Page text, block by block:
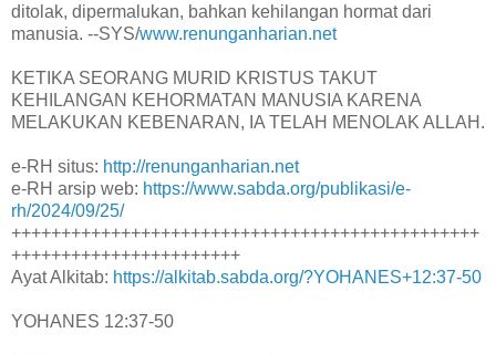
ditolak, dipermalukan, bahkan kehilangan hormat dari
manusia. --SYS/www.renunganharian.net
KETIKA SEORANG MURID KRISTUS TAKUT
KEHILANGAN KEHORMATAN MANUSIA KARENA
MELAKUKAN KEBENARAN, IA TELAH MENOLAK ALLAH.
e-RH situs: http://renunganharian.net
e-RH arsip web: https://www.sabda.org/publikasi/e-
rh/2024/09/25/
+++++++++++++++++++++++++++++++++++++++++++++++
+++++++++++++++++++++++
Ayat Alkitab: https://alkitab.sabda.org/?YOHANES+12:37-50
YOHANES 12:37-50